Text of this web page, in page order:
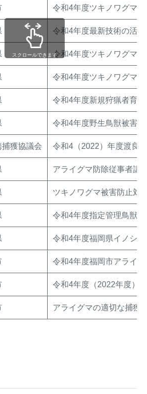
令和4年度ツキノワグマ
令和4年度最新技術の活
令和4年度ツキノワグマ
令和4年度ツキノワグマ
令和4年度新規狩猟者育
令和4年度野生鳥獣被害
獲協議会 令和4（2022）年度渡良
アライグマ防除従事者講
ツキノワグマ被害防止対
令和4年度指定管理鳥獣
令和4年度福岡県イノシ
令和4年度福岡市アライ
令和4年度（2022年度）
アライグマの適切な捕獲
スクロールできます